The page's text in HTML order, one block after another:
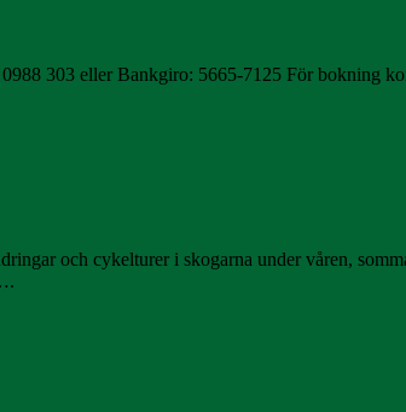
303 eller Bankgiro: 5665-7125 För bokning
och cykelturer i skogarna under våren,